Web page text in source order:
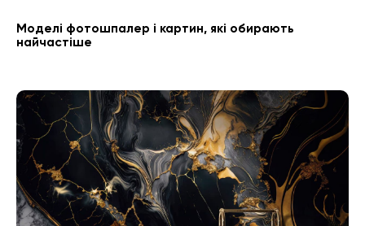
Моделі фотошпалер і картин, які обирають
найчастіше